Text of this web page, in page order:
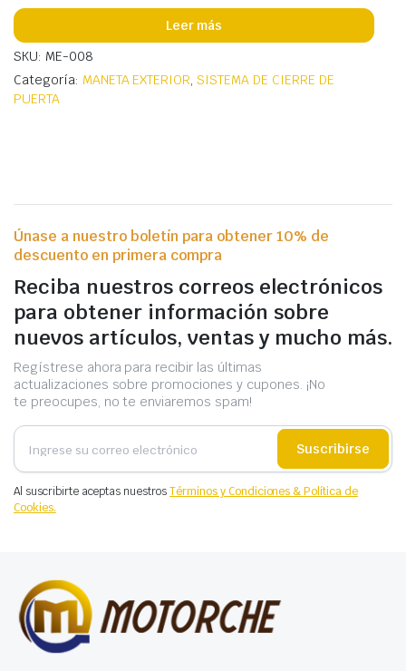
Leer más
SKU: ME-008
Categoría: MANETA EXTERIOR,SISTEMA DE CIERRE DE
PUERTA
Únase a nuestro boletín para obtener 10% de
descuento en primera compra
Reciba nuestros correos electrónicos
para obtener información sobre
nuevos artículos, ventas y mucho más.
Regístrese ahora para recibir las últimas
actualizaciones sobre promociones y cupones. ¡No
te preocupes, no te enviaremos spam!
Suscribirse
Al suscribirte aceptas nuestrosTérminos y Condiciones & Política de
Cookies.